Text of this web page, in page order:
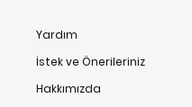
Yardım
İstek ve Önerileriniz
Hakkımızda